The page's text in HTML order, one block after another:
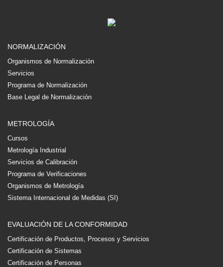
NORMALIZACIÓN
Organismos de Normalización
Servicios
Programa de Normalización
Base Legal de Normalización
METROLOGÍA
Cursos
Metrología Industrial
Servicios de Calibración
Programa de Verificaciones
Organismos de Metrología
Sistema Internacional de Medidas (SI)
EVALUACIÓN DE LA CONFORMIDAD
Certificación de Productos, Procesos y Servicios
Certificación de Sistemas
Certificación de Personas